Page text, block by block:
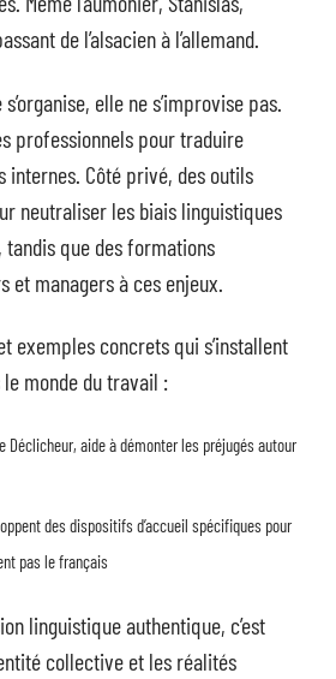
de l’alsacien à l’allemand.
elle ne s’improvise pas.
professionnels pour traduire
internes. Côté privé, des outils
neutraliser les biais linguistiques
que des formations
managers à ces enjeux.
exemples concrets qui s’installent
monde du travail :
Déclicheur, aide à démonter les préjugés autour
des dispositifs d’accueil spécifiques pour
pas le français
linguistique authentique, c’est
collective et les réalités